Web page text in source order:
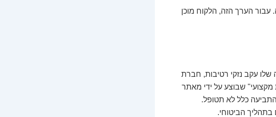
הערך הזה, הלקוח מוכן
עקב נזקי רטיבות, חברת
מקצועי" שבוצע על ידי מאתר
כלל לא תטופל.
הביטוחי.